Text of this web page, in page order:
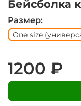
Бейсболка
Размер:
One size
1200 ₽